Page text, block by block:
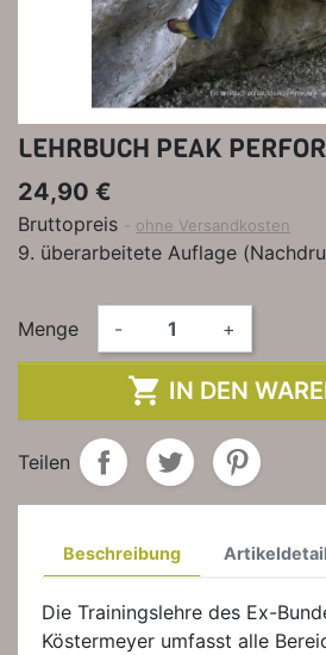
LEHRBUCH PEAK
24,90 €
Bruttopreis ohne Versandkosten
9. überarbeitete Auflage
Menge - +
 IN DEN
Teilen
Beschreibung
Die Trainingslehre des Ex-
Köstermeyer umfasst alle